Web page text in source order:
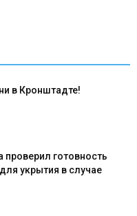
в Кронштадте!
проверил готовность
укрытия в случае